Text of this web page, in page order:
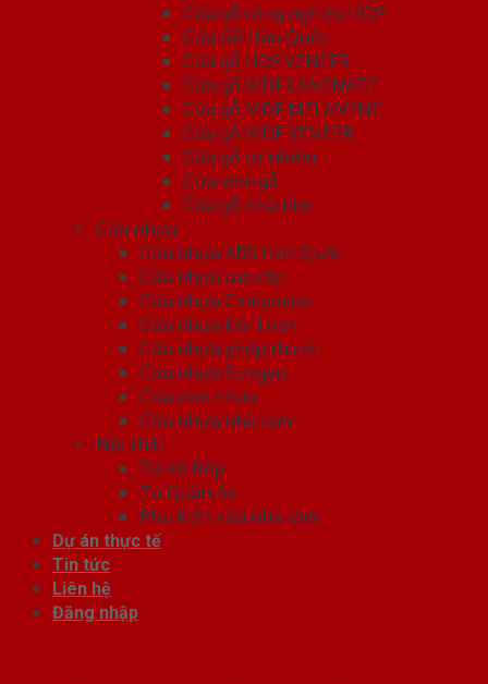
Cửa gỗ công nghiệp HDF
Cửa Gỗ Hàn Quốc
Cửa gỗ HDF VENEER
Cửa gỗ MDF LAMINATE
Cửa gỗ MDF MELAMINE
Cửa gỗ MDF VENEER
Cửa gỗ tự nhiên
Cửa vòm gỗ
Cửa gỗ nhà tắm
Cửa nhựa
Cửa nhựa ABS Hàn Quốc
Cửa nhựa cao cấp
Cửa nhựa Composite
Cửa nhựa Đài Loan
Cửa nhựa ghép thanh
Cửa nhựa Sungyu
Cửa vòm nhựa
Cửa nhựa nhà tắm
Nội thất
Tủ Kệ Bếp
Tủ Quần Áo
Phụ kiện cửa nhà tắm
Dự án thực tế
Tin tức
Liên hệ
Đăng nhập